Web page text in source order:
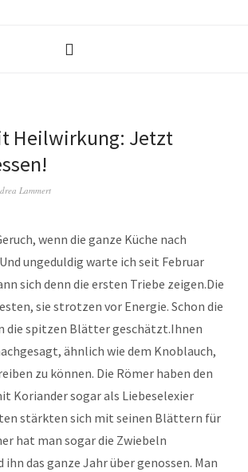
Heilwirkung: Jetzt
Lammert
wenn die ganze Küche nach
ungeduldig warte ich seit Februar
sich denn die ersten Triebe zeigen.Die
sie strotzen vor Energie. Schon die
die spitzen Blätter geschätzt.Ihnen
ähnlich wie dem Knoblauch,
zu können. Die Römer haben den
Koriander sogar als Liebeselexier
stärkten sich mit seinen Blättern für
hat man sogar die Zwiebeln
ihn das ganze Jahr über genossen. Man